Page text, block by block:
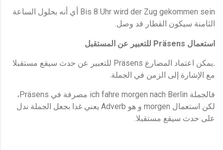
Bis 8 Uhr wird der Zug gekommen sein
أي أنه بحلول الساعة
الثامنة سيكون القطار قد وصل
استعمال Präsens للتعبير عن المستقبل
.يمكن اعتماد المضارع Präsens للتعبير عن حدث سيقع مستقبلا
مع الإشارة إلى الزمن في الجملة
فالجملة ich fahre morgen nach Berlin مصرفة في
Präsens،
لكن استعمال morgen و هو Adverb يعني غدا بجعل الجملة ندل
على حدث سيقع مستقبلا.